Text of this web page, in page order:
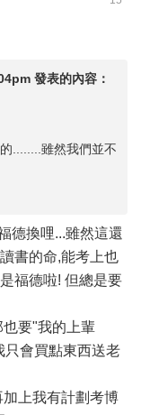
發表的內容：
........雖然我們並不
德換哩...雖然這還
書的命,能考上也
福德啦! 但總是要
要"我的上輩
只會買點東西送老
上我有計劃考博